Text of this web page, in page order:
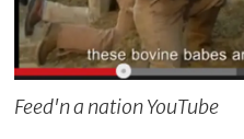
Feed'n a nation YouTube